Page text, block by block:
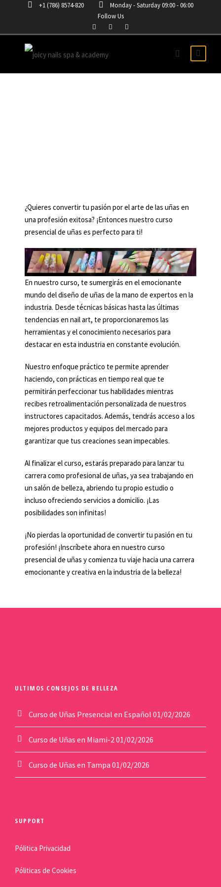
+1 (786) 8574-820
Monday - Saturday 09:00 - 06:00
Follow Us
¿Quieres convertir tu pasión por el arte de las uñas en
una profesión exitosa? ¡Entonces nuestro curso
presencial de uñas es perfecto para ti!
En nuestro curso, te sumergirás en el emocionante
mundo del diseño de uñas de la mano de expertos en la
industria. Desde técnicas básicas hasta las últimas
tendencias en nail art, te proporcionaremos las
herramientas y el conocimiento necesarios para
destacar en esta industria en constante evolución.
Nuestro enfoque práctico te permite aprender
haciendo, con prácticas en tiempo real que te
permitirán perfeccionar tus habilidades mientras
recibes retroalimentación personalizada de nuestros
instructores capacitados. Además, tendrás acceso a los
mejores productos y equipos del mercado para
garantizar que tus creaciones sean impecables.
Al finalizar el curso, estarás preparado para lanzar tu
carrera como profesional de uñas, ya sea trabajando en
un salón de belleza, abriendo tu propio estudio o
incluso ofreciendo servicios a domicilio. ¡Las
posibilidades son infinitas!
¡No pierdas la oportunidad de convertir tu pasión en tu
profesión! ¡Inscríbete ahora en nuestro curso
presencial de uñas y comienza tu viaje hacia una carrera
emocionante y creativa en la industria de la belleza!
ULTIMOS CONSEJOS DE BELLEZA
Curso de Uñas Presencial en Español 01/02/2026
Curso de Uñas en Miami-201/02/2026
Curso de Uñas en Tampa 01/02/2026
SUPPORT
Pólitica Privacidad
Póliticas de Cookies